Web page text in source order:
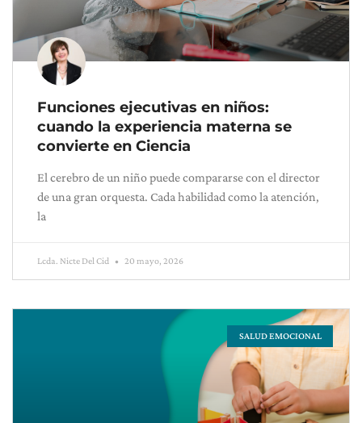
Funciones ejecutivas en niños:
cuando la experiencia materna se
convierte en Ciencia
El cerebro de un niño puede compararse con el director
de una gran orquesta. Cada habilidad como la atención,
la
Lcda. Nicte Del Cid 20 mayo, 2026
SALUD EMOCIONAL